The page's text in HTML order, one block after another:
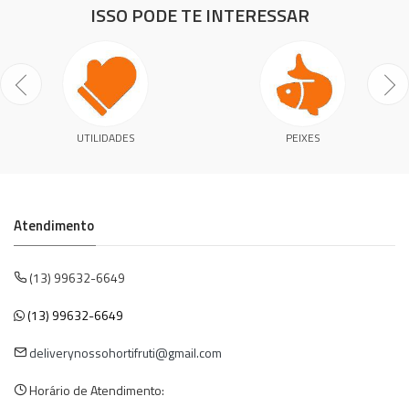
ISSO PODE TE INTERESSAR
UTILIDADES PEIXES
Atendimento
(13) 99632-6649
(13) 99632-6649
deliverynossohortifruti@gmail.com
Horário de Atendimento: